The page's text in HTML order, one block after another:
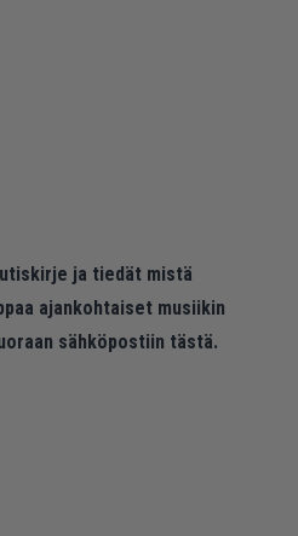
ja tiedät mistä
ajankohtaiset musiikin
sähköpostiin tästä.